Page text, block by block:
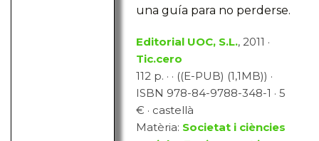
una guía para no perderse.
Editorial UOC, S.L., 2011 ·
Tic.cero
112 p. · · ((E-PUB) (1,1MB)) ·
ISBN 978-84-9788-348-1 · 5
€ · castellà
Matèria: Societat i ciències